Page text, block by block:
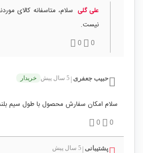
علی گلی سلام، متاسفانه کالای
نیست.
0
0
حبیب جعفری 5 سال پیش خریدار
سلام امکان سفارش محصول با طول سیم
0
0
پشتیبانی 5 سال پیش